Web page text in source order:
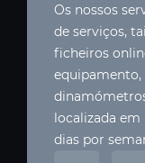
Os nossos
de serviços,
ficheiros
equipamento,
localizada em
dias por